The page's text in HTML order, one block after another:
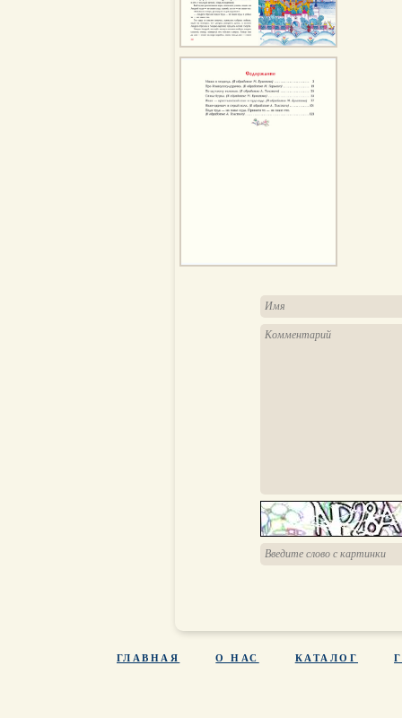
ГЛАВНАЯ О НАС КАТАЛОГ